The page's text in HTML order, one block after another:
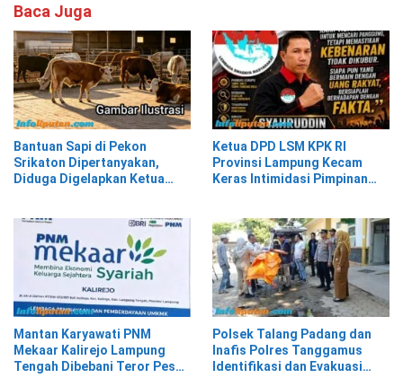
Baca Juga
Bantuan Sapi di Pekon
Srikaton Dipertanyakan,
Diduga Digelapkan Ketua
Ketua DPD LSM KPK RI
Provinsi Lampung Kecam
Keras Intimidasi Pimpinan
Mantan Karyawati PNM
Mekaar Kalirejo Lampung
Tengah Dibebani Teror Pesan
Polsek Talang Padang dan
Inafis Polres Tanggamus
Identifikasi dan Evakuasi